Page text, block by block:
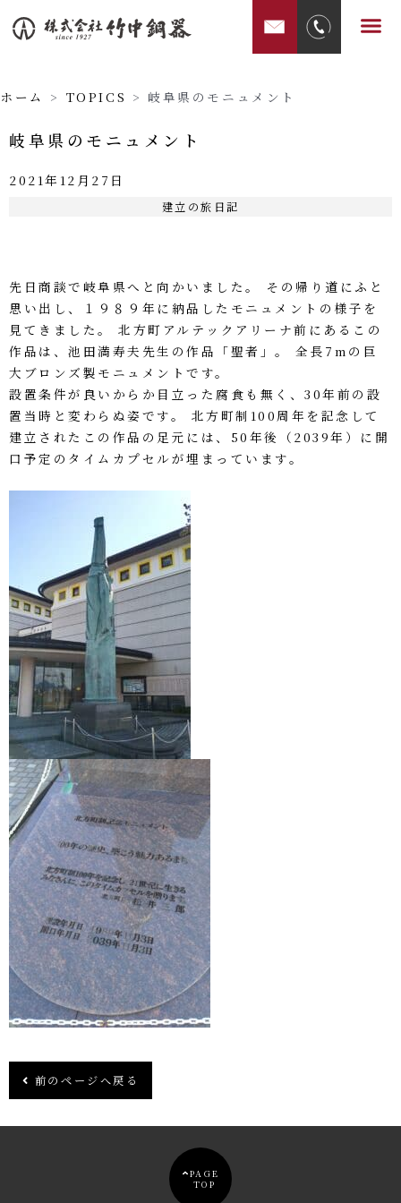
容
ッ
メ
ホーム > TOPICS > 岐阜県のモニュメント
岐阜県のモニュメント
2021年12月27日
建立の旅日記
先日商談で岐阜県へと向かいました。 その帰り道にふと
思い出し、１９８９年に納品したモニュメントの様子を
見てきました。 北方町アルテックアリーナ前にあるこの
作品は、池田満寿夫先生の作品「聖者」。 全長7mの巨
大ブロンズ製モニュメントです。
設置条件が良いからか目立った腐食も無く、30年前の設
置当時と変わらぬ姿です。 北方町制100周年を記念して
建立されたこの作品の足元には、50年後（2039年）に開
口予定のタイムカプセルが埋まっています。
前のページへ戻る
PAGE
TOP